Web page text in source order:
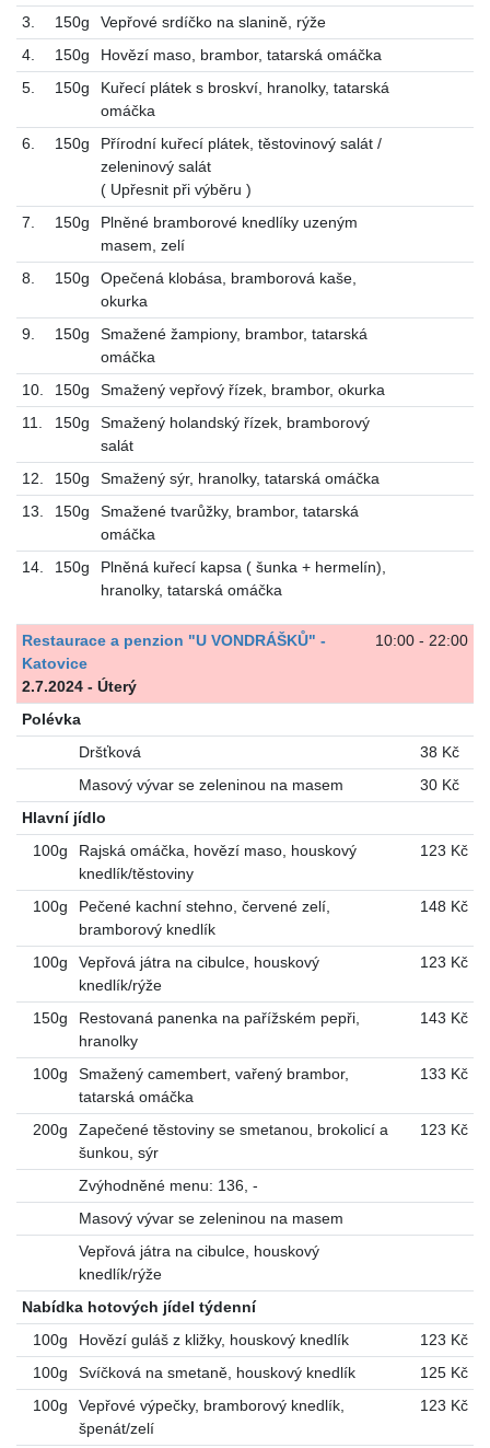
3.
150g
Vepřové srdíčko na slanině, rýže
4.
150g
Hovězí maso, brambor, tatarská omáčka
5.
150g
Kuřecí plátek s broskví, hranolky, tatarská
omáčka
6.
150g
Přírodní kuřecí plátek, těstovinový salát /
zeleninový salát
( Upřesnit při výběru )
7.
150g
Plněné bramborové knedlíky uzeným
masem, zelí
8.
150g
Opečená klobása, bramborová kaše,
okurka
9.
150g
Smažené žampiony, brambor, tatarská
omáčka
10.
150g
Smažený vepřový řízek, brambor, okurka
11.
150g
Smažený holandský řízek, bramborový
salát
12.
150g
Smažený sýr, hranolky, tatarská omáčka
13.
150g
Smažené tvarůžky, brambor, tatarská
omáčka
14.
150g
Plněná kuřecí kapsa ( šunka + hermelín),
hranolky, tatarská omáčka
10:00 - 22:00
Restaurace a penzion "U VONDRÁŠKŮ" -
Katovice
2.7.2024 - Úterý
Polévka
Dršťková
38 Kč
Masový vývar se zeleninou na masem
30 Kč
Hlavní jídlo
100g
Rajská omáčka, hovězí maso, houskový
knedlík/těstoviny
123 Kč
100g
Pečené kachní stehno, červené zelí,
bramborový knedlík
148 Kč
100g
Vepřová játra na cibulce, houskový
knedlík/rýže
123 Kč
150g
Restovaná panenka na pařížském pepři,
hranolky
143 Kč
100g
Smažený camembert, vařený brambor,
tatarská omáčka
133 Kč
200g
Zapečené těstoviny se smetanou, brokolicí a
šunkou, sýr
123 Kč
Zvýhodněné menu: 136, -
Masový vývar se zeleninou na masem
Vepřová játra na cibulce, houskový
knedlík/rýže
Nabídka hotových jídel týdenní
100g
Hovězí guláš z kližky, houskový knedlík
123 Kč
100g
Svíčková na smetaně, houskový knedlík
125 Kč
100g
Vepřové výpečky, bramborový knedlík,
špenát/zelí
123 Kč